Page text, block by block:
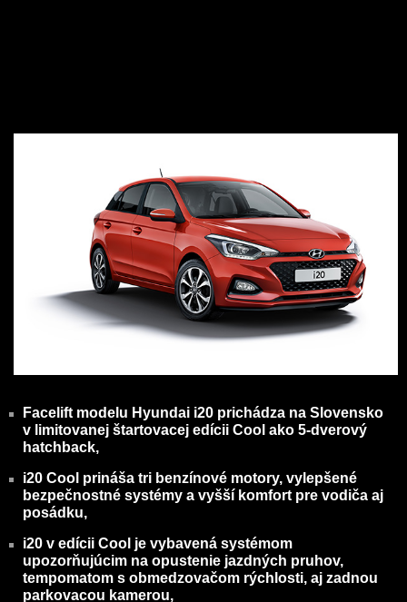
Facelift modelu Hyundai i20 prichádza na Slovensko
v limitovanej štartovacej edícii Cool ako 5-dverový
hatchback,
i20 Cool prináša tri benzínové motory, vylepšené
bezpečnostné systémy a vyšší komfort pre vodiča aj
posádku,
i20 v edícii Cool je vybavená systémom
upozorňujúcim na opustenie jazdných pruhov,
tempomatom s obmedzovačom rýchlosti, aj zadnou
parkovacou kamerou,